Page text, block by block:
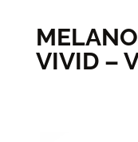
VIVID –